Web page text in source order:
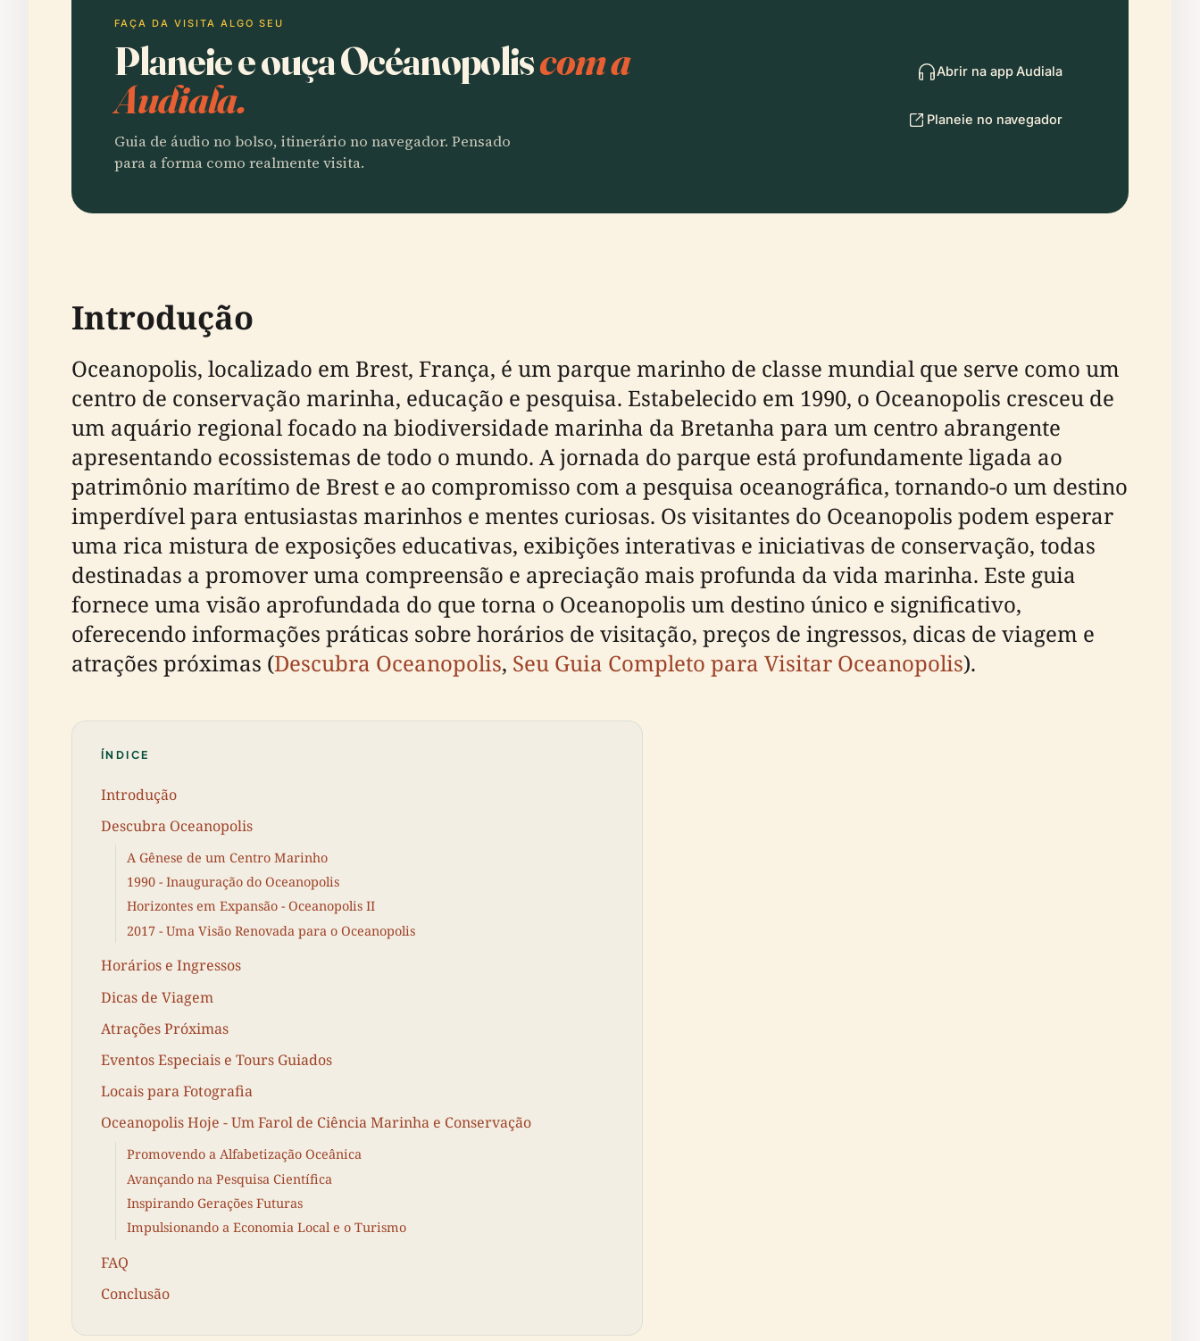
FAÇA DA VISITA ALGO SEU
Planeie e ouça Océanopoliscom a
Audiala.
Guia de áudio no bolso, itinerário no navegador. Pensado
para a forma como realmente visita.
Abrir na app Audiala
Planeie no navegador
Introdução
Oceanopolis, localizado em Brest, França, é um parque marinho de classe mundial que serve como um
centro de conservação marinha, educação e pesquisa. Estabelecido em 1990, o Oceanopolis cresceu de
um aquário regional focado na biodiversidade marinha da Bretanha para um centro abrangente
apresentando ecossistemas de todo o mundo. A jornada do parque está profundamente ligada ao
patrimônio marítimo de Brest e ao compromisso com a pesquisa oceanográfica, tornando-o um destino
imperdível para entusiastas marinhos e mentes curiosas. Os visitantes do Oceanopolis podem esperar
uma rica mistura de exposições educativas, exibições interativas e iniciativas de conservação, todas
destinadas a promover uma compreensão e apreciação mais profunda da vida marinha. Este guia
fornece uma visão aprofundada do que torna o Oceanopolis um destino único e significativo,
oferecendo informações práticas sobre horários de visitação, preços de ingressos, dicas de viagem e
atrações próximas (Descubra Oceanopolis, Seu Guia Completo para Visitar Oceanopolis).
ÍNDICE
Introdução
Descubra Oceanopolis
A Gênese de um Centro Marinho
1990 - Inauguração do Oceanopolis
Horizontes em Expansão - Oceanopolis II
2017 - Uma Visão Renovada para o Oceanopolis
Horários e Ingressos
Dicas de Viagem
Atrações Próximas
Eventos Especiais e Tours Guiados
Locais para Fotografia
Oceanopolis Hoje - Um Farol de Ciência Marinha e Conservação
Promovendo a Alfabetização Oceânica
Avançando na Pesquisa Científica
Inspirando Gerações Futuras
Impulsionando a Economia Local e o Turismo
FAQ
Conclusão